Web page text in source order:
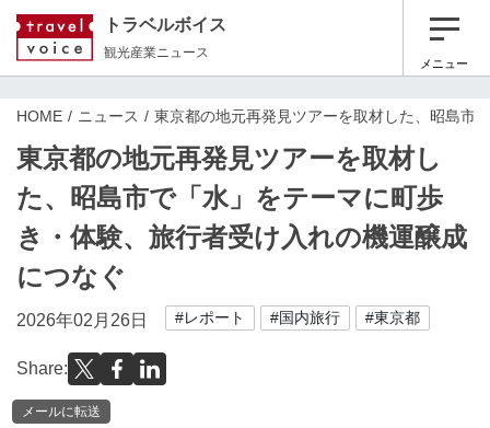
トラベルボイス
観光産業ニュース
メニュー
HOME ニュース 東京都の地元再発見ツアーを取材した、昭島市
東京都の地元再発見ツアーを取材し
た、昭島市で「水」をテーマに町歩
き・体験、旅行者受け入れの機運醸成
につなぐ
2026年02月26日 #レポート #国内旅行 #東京都
Share:
メールに転送